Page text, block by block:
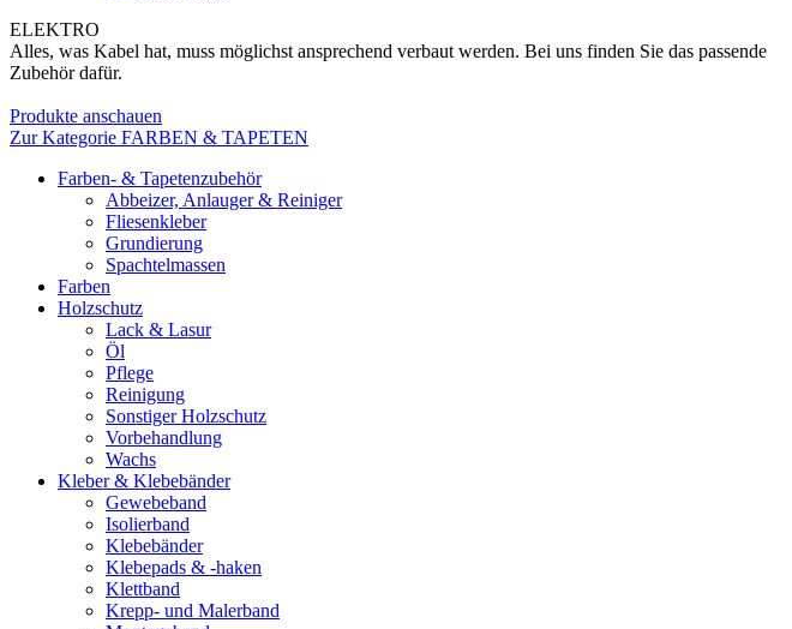
ELEKTRO
Alles, was Kabel hat, muss möglichst ansprechend verbaut werden. Bei uns finden Sie das passende
Zubehör dafür.
Produkte anschauen
Zur Kategorie FARBEN & TAPETEN
Farben- & Tapetenzubehör
Abbeizer, Anlauger & Reiniger
Fliesenkleber
Grundierung
Spachtelmassen
Farben
Holzschutz
Lack & Lasur
Öl
Pflege
Reinigung
Sonstiger Holzschutz
Vorbehandlung
Wachs
Kleber & Klebebänder
Gewebeband
Isolierband
Klebebänder
Klebepads & -haken
Klettband
Krepp- und Malerband